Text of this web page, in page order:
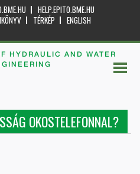
HELP.EPITO.BME.HU
TÉRKÉP
ENGLISH
HYDRAULIC AND WATER
OKOSTELEFONNAL?